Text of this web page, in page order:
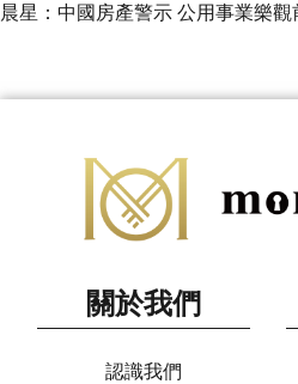
晨星：中國房產警示 公用事業樂觀
關於我們
認識我們